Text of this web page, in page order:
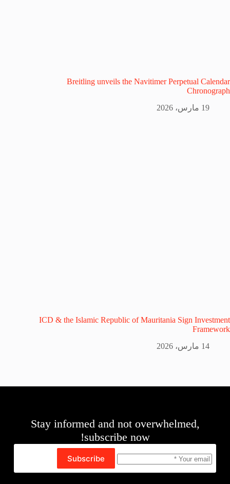
Breitling unveils the Navitimer Perpetual Calendar
Chronograph
19 مارس، 2026
ICD & the Islamic Republic of Mauritania Sign Investment
Framework
14 مارس، 2026
Stay informed and not overwhelmed,
subscribe now!
Subscribe